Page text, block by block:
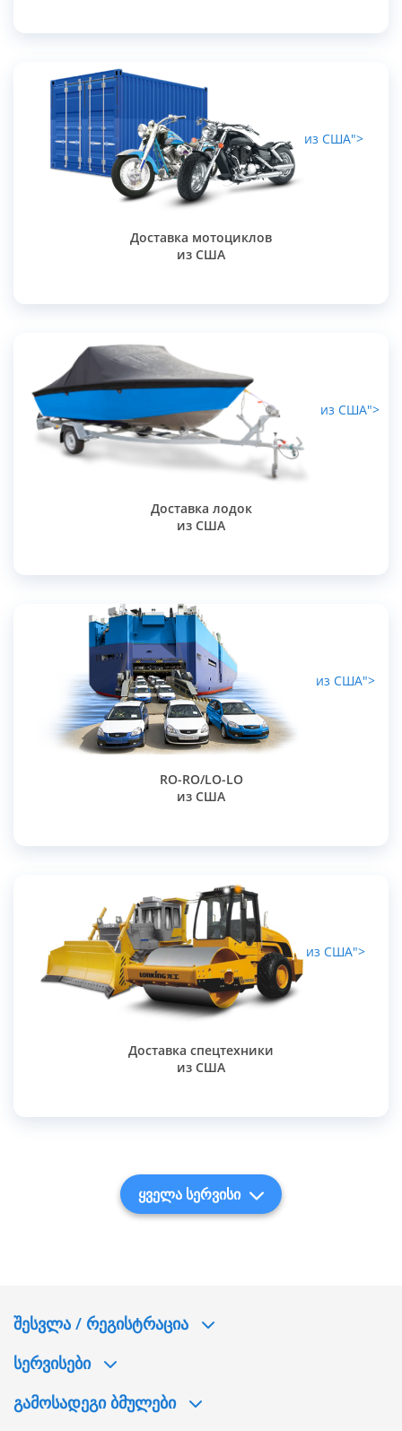
из США">
Доставка мотоциклов
из США
из США">
Доставка лодок
из США
из США">
RO-RO/LO-LO
из США
из США">
Доставка спецтехники
из США
ყველა სერვისი
ᲨᲔᲡᲕᲚᲐ / ᲠᲔᲒᲘᲡᲢᲠᲐᲪᲘᲐ
ᲡᲔᲠᲕᲘᲡᲔᲑᲘ
ᲒᲐᲛᲝᲡᲐᲓᲔᲒᲘ ᲑᲛᲣᲚᲔᲑᲘ